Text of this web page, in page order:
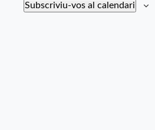
Subscriviu-vos al calendari